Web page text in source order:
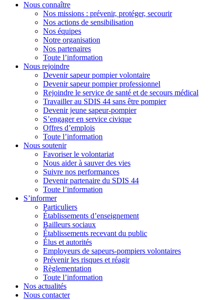
Nous connaître
Nos missions : prévenir, protéger, secourir
Nos actions de sensibilisation
Nos équipes
Notre organisation
Nos partenaires
Toute l’information
Nous rejoindre
Devenir sapeur pompier volontaire
Devenir sapeur pompier professionnel
Rejoindre le service de santé et de secours médical
Travailler au SDIS 44 sans être pompier
Devenir jeune sapeur-pompier
S’engager en service civique
Offres d’emplois
Toute l’information
Nous soutenir
Favoriser le volontariat
Nous aider à sauver des vies
Suivre nos performances
Devenir partenaire du SDIS 44
Toute l’information
S’informer
Particuliers
Établissements d’enseignement
Bailleurs sociaux
Établissements recevant du public
Élus et autorités
Employeurs de sapeurs-pompiers volontaires
Prévenir les risques et réagir
Règlementation
Toute l’information
Nos actualités
Nous contacter